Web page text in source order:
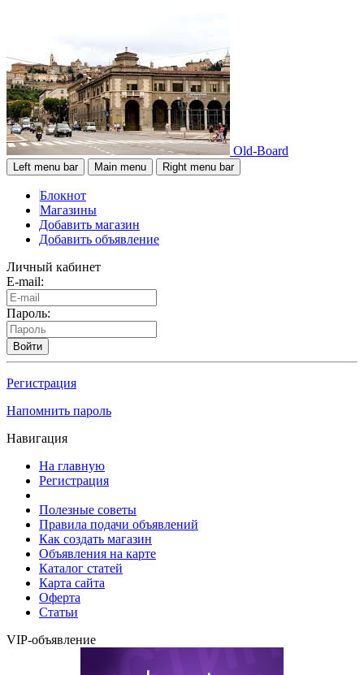
Old-Board
Left menu bar Main menu Right menu bar
Блокнот
Магазины
Добавить магазин
Добавить объявление
Личный кабинет
E-mail:
Пароль:
Войти
Регистрация
Напомнить пароль
Навигация
На главную
Регистрация
Полезные советы
Правила подачи объявлений
Как создать магазин
Объявления на карте
Каталог статей
Карта сайта
Оферта
Статьи
VIP-объявление